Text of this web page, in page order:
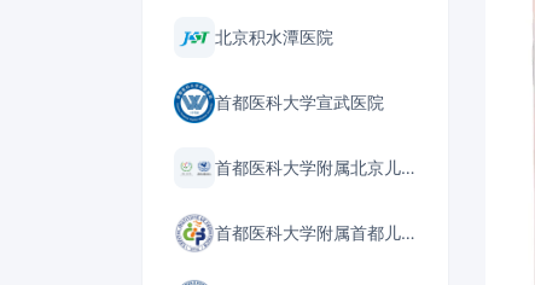
北京积水潭医院
首都医科大学宣武医院
首都医科大学附属北京儿童医院
首都医科大学附属首都儿童医学中心